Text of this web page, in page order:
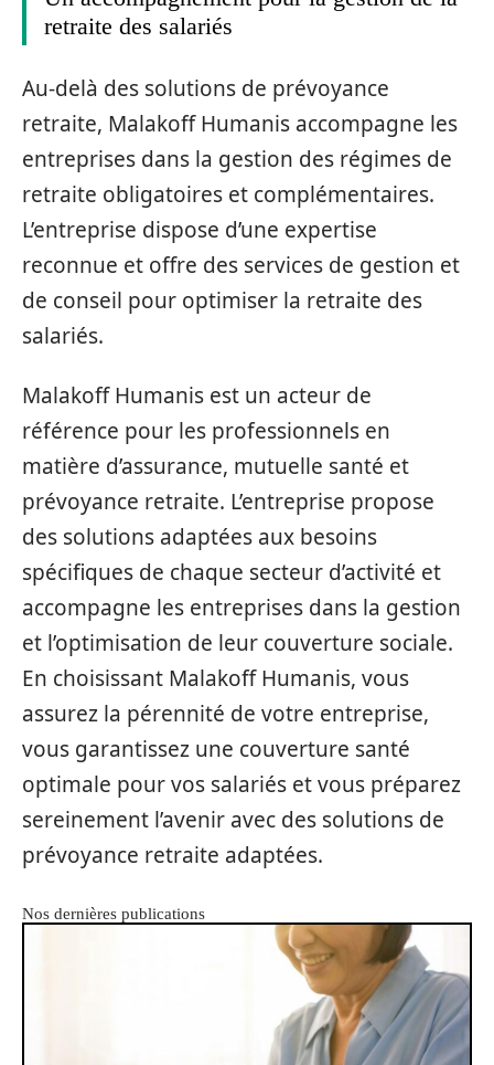
retraite des salariés
Au-delà des solutions de prévoyance
retraite, Malakoff Humanis accompagne les
entreprises dans la gestion des régimes de
retraite obligatoires et complémentaires.
L’entreprise dispose d’une expertise
reconnue et offre des services de gestion et
de conseil pour optimiser la retraite des
salariés.
Malakoff Humanis est un acteur de
référence pour les professionnels en
matière d’assurance, mutuelle santé et
prévoyance retraite. L’entreprise propose
des solutions adaptées aux besoins
spécifiques de chaque secteur d’activité et
accompagne les entreprises dans la gestion
et l’optimisation de leur couverture sociale.
En choisissant Malakoff Humanis, vous
assurez la pérennité de votre entreprise,
vous garantissez une couverture santé
optimale pour vos salariés et vous préparez
sereinement l’avenir avec des solutions de
prévoyance retraite adaptées.
Nos dernières publications